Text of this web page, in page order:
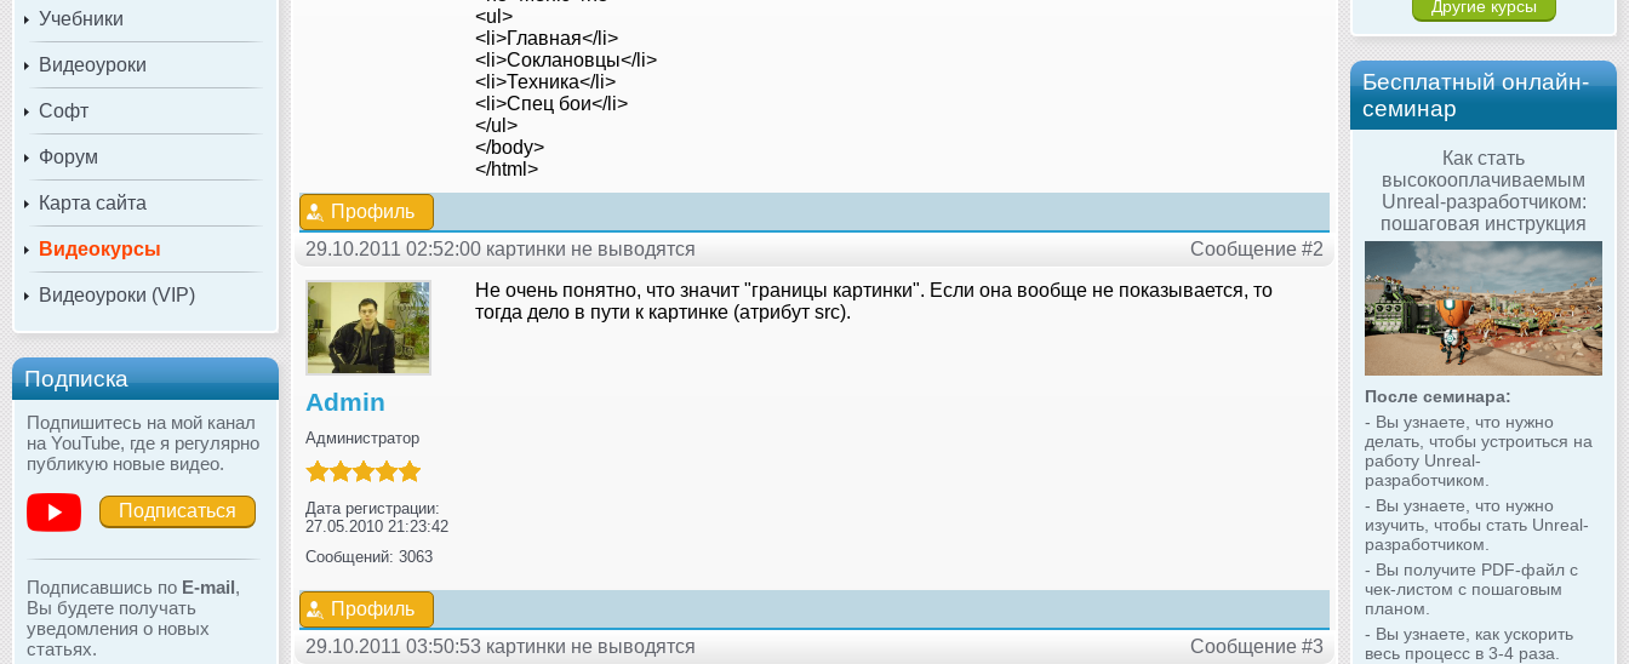
Учебники
Видеоуроки
Софт
Форум
Карта сайта
Видеокурсы
Видеоуроки (VIP)
Подписка
Подпишитесь на мой канал
на YouTube, где я регулярно
публикую новые видео.
Подписаться
Подписавшись по E-mail,
Вы будете получать
уведомления о новых
статьях.
Другие курсы
Бесплатный онлайн-
семинар
Как стать
высокооплачиваемым
Unreal-разработчиком:
пошаговая инструкция
После семинара:
- Вы узнаете, что нужно
делать, чтобы устроиться на
работу Unreal-
разработчиком.
- Вы узнаете, что нужно
изучить, чтобы стать Unreal-
разработчиком.
- Вы получите PDF-файл с
чек-листом с пошаговым
планом.
- Вы узнаете, как ускорить
весь процесс в 3-4 раза.
<ul>
<li>Главная</li>
<li>Соклановцы</li>
<li>Техника</li>
<li>Спец бои</li>
</ul>
</body>
</html>
Профиль
29.10.2011 02:52:00 картинки не выводятся
Сообщение #2
Admin
Администратор
Дата регистрации:
27.05.2010 21:23:42
Сообщений: 3063
Не очень понятно, что значит "границы картинки". Если она вообще не показывается, то
тогда дело в пути к картинке (атрибут src).
Профиль
29.10.2011 03:50:53 картинки не выводятся
Сообщение #3